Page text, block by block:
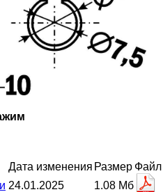
Дата изменения Размер Файл
24.01.2025
1.08 Мб